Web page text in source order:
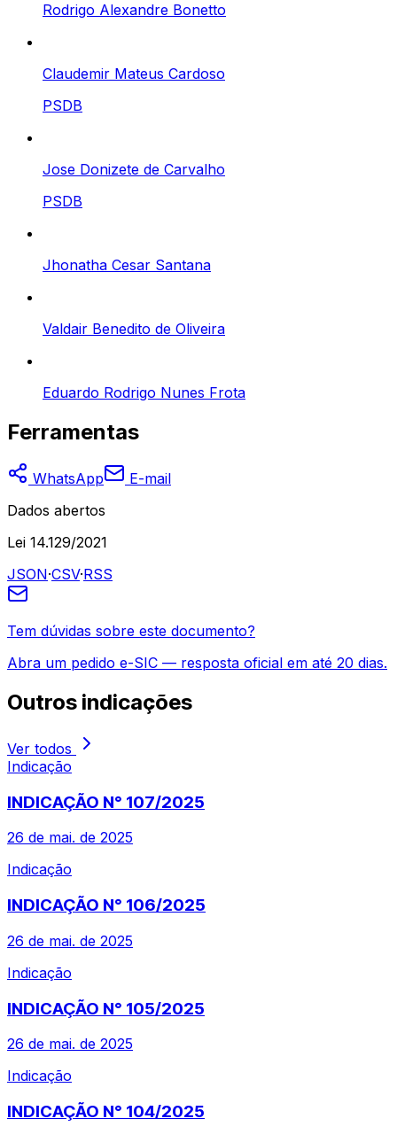
Rodrigo Alexandre Bonetto
Claudemir Mateus Cardoso
PSDB
Jose Donizete de Carvalho
PSDB
Jhonatha Cesar Santana
Valdair Benedito de Oliveira
Eduardo Rodrigo Nunes Frota
Ferramentas
WhatsApp
E-mail
Dados abertos
Lei 14.129/2021
JSON·CSV·RSS
Tem dúvidas sobre este documento?
Abra um pedido e-SIC — resposta oficial em até 20 dias.
Outros indicações
Ver todos
Indicação
INDICAÇÃO N° 107/2025
26 de mai. de 2025
Indicação
INDICAÇÃO N° 106/2025
26 de mai. de 2025
Indicação
INDICAÇÃO N° 105/2025
26 de mai. de 2025
Indicação
INDICAÇÃO N° 104/2025